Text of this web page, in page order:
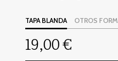
TAPA BLANDA OTROS
19,00 €